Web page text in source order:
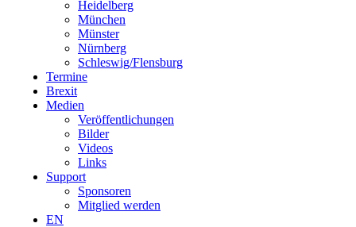
Heidelberg
München
Münster
Nürnberg
Schleswig/Flensburg
Termine
Brexit
Medien
Veröffentlichungen
Bilder
Videos
Links
Support
Sponsoren
Mitglied werden
EN